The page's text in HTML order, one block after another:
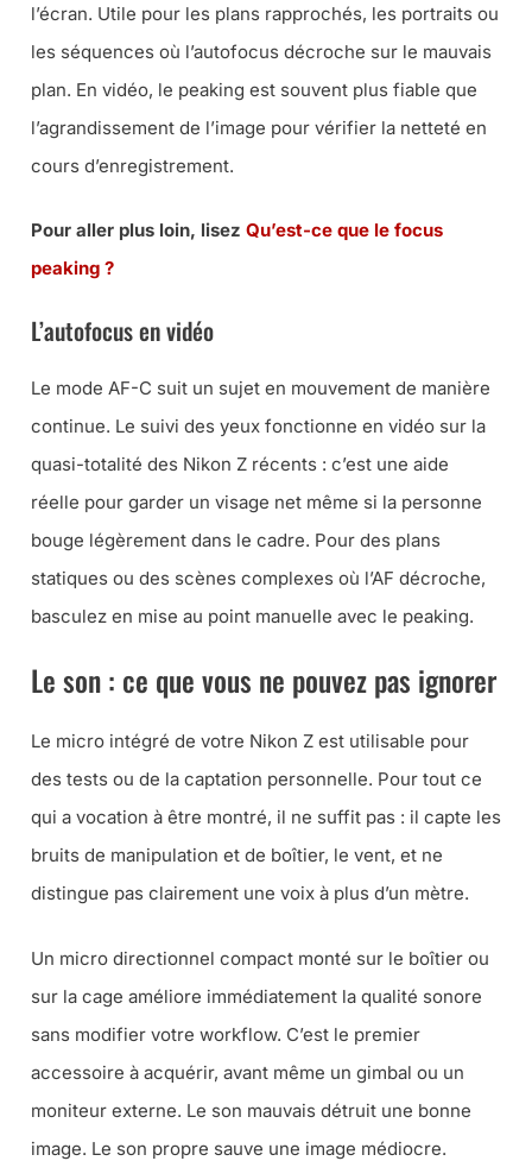
l’écran. Utile pour les plans rapprochés, les portraits ou
les séquences où l’autofocus décroche sur le mauvais
plan. En vidéo, le peaking est souvent plus fiable que
l’agrandissement de l’image pour vérifier la netteté en
cours d’enregistrement.
Pour aller plus loin, lisez Qu’est-ce que le focus
peaking ?
L’autofocus en vidéo
Le mode AF-C suit un sujet en mouvement de manière
continue. Le suivi des yeux fonctionne en vidéo sur la
quasi-totalité des Nikon Z récents : c’est une aide
réelle pour garder un visage net même si la personne
bouge légèrement dans le cadre. Pour des plans
statiques ou des scènes complexes où l’AF décroche,
basculez en mise au point manuelle avec le peaking.
Le son : ce que vous ne pouvez pas ignorer
Le micro intégré de votre Nikon Z est utilisable pour
des tests ou de la captation personnelle. Pour tout ce
qui a vocation à être montré, il ne suffit pas : il capte les
bruits de manipulation et de boîtier, le vent, et ne
distingue pas clairement une voix à plus d’un mètre.
Un micro directionnel compact monté sur le boîtier ou
sur la cage améliore immédiatement la qualité sonore
sans modifier votre workflow. C’est le premier
accessoire à acquérir, avant même un gimbal ou un
moniteur externe. Le son mauvais détruit une bonne
image. Le son propre sauve une image médiocre.